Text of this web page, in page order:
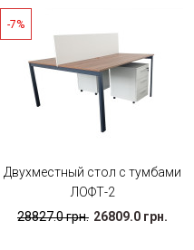
-7%
Двухместный стол с тумбами
ЛОФТ-2
28827.0 грн. 26809.0 грн.